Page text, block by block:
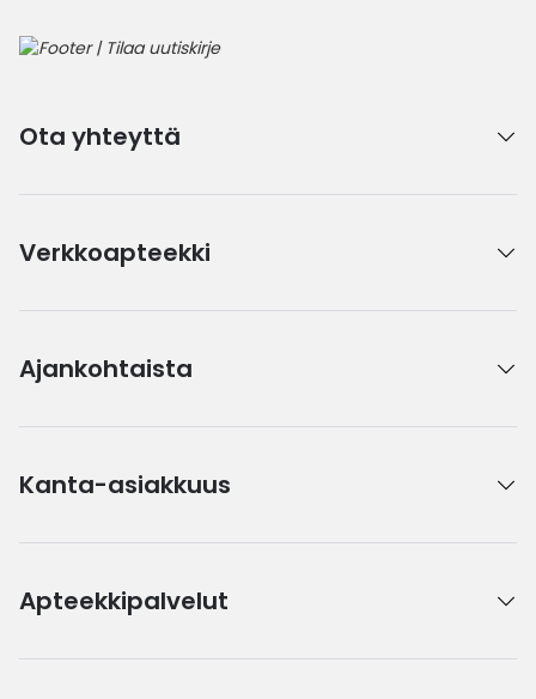
Ota yhteyttä
Verkkoapteekki
Ajankohtaista
Kanta-asiakkuus
Apteekkipalvelut